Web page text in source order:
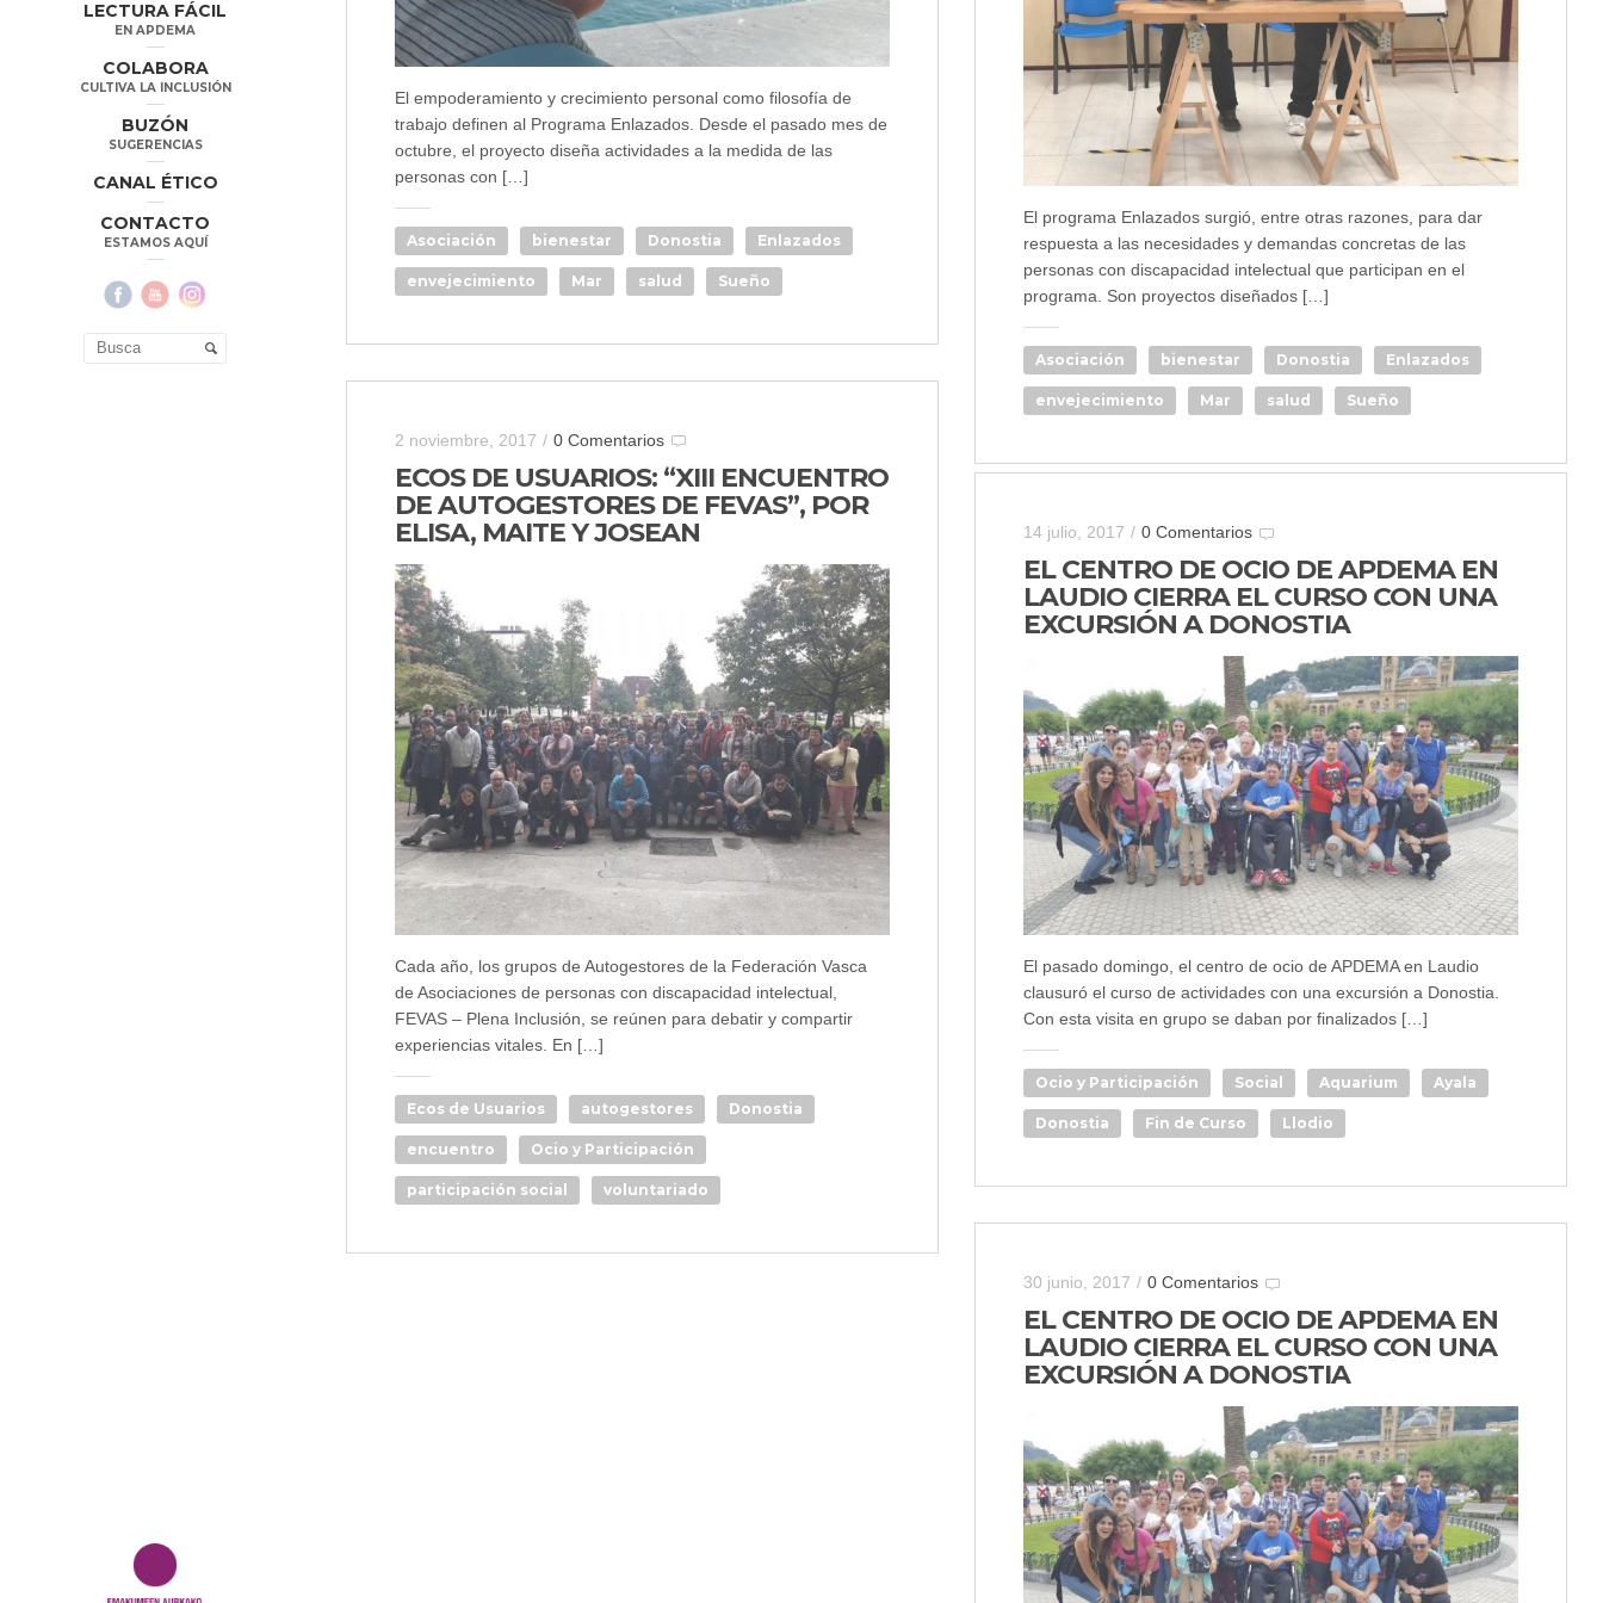
LECTURA FÁCIL
EN APDEMA
COLABORA
CULTIVA LA INCLUSIÓN
BUZÓN
SUGERENCIAS
CANAL ÉTICO
CONTACTO
ESTAMOS AQUÍ
El empoderamiento y crecimiento personal como filosofía de
trabajo definen al Programa Enlazados. Desde el pasado mes de
octubre, el proyecto diseña actividades a la medida de las
personas con […]
Asociación bienestar Donostia Enlazados
envejecimiento Mar salud Sueño
El programa Enlazados surgió, entre otras razones, para dar
respuesta a las necesidades y demandas concretas de las
personas con discapacidad intelectual que participan en el
programa. Son proyectos diseñados […]
Asociación bienestar Donostia Enlazados
envejecimiento Mar salud Sueño
2 noviembre, 2017 / 0 Comentarios
ECOS DE USUARIOS: “XIII ENCUENTRO
DE AUTOGESTORES DE FEVAS”, POR
ELISA, MAITE Y JOSEAN
Cada año, los grupos de Autogestores de la Federación Vasca
de Asociaciones de personas con discapacidad intelectual,
FEVAS – Plena Inclusión, se reúnen para debatir y compartir
experiencias vitales. En […]
Ecos de Usuarios autogestores Donostia
encuentro Ocio y Participación
participación social voluntariado
14 julio, 2017 / 0 Comentarios
EL CENTRO DE OCIO DE APDEMA EN
LAUDIO CIERRA EL CURSO CON UNA
EXCURSIÓN A DONOSTIA
El pasado domingo, el centro de ocio de APDEMA en Laudio
clausuró el curso de actividades con una excursión a Donostia.
Con esta visita en grupo se daban por finalizados […]
Ocio y Participación Social Aquarium Ayala
Donostia Fin de Curso Llodio
30 junio, 2017 / 0 Comentarios
EL CENTRO DE OCIO DE APDEMA EN
LAUDIO CIERRA EL CURSO CON UNA
EXCURSIÓN A DONOSTIA